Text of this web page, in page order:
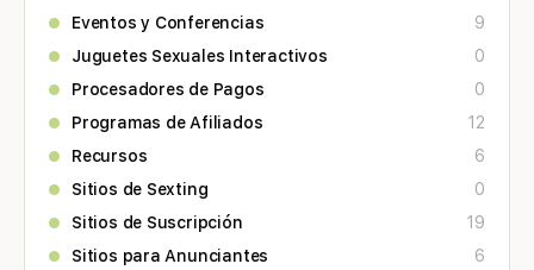
Eventos y Conferencias
9
Juguetes Sexuales Interactivos
0
Procesadores de Pagos
0
Programas de Afiliados
12
Recursos
6
Sitios de Sexting
0
Sitios de Suscripción
19
Sitios para Anunciantes
6